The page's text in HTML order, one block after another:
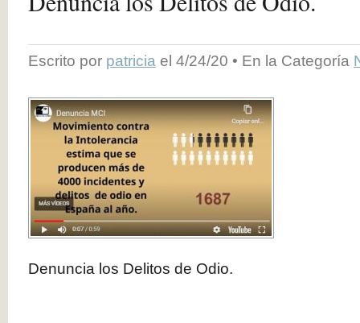
Escrito por patricia el 4/24/20 • En la Categoría
Denuncia los Delitos de Odio.